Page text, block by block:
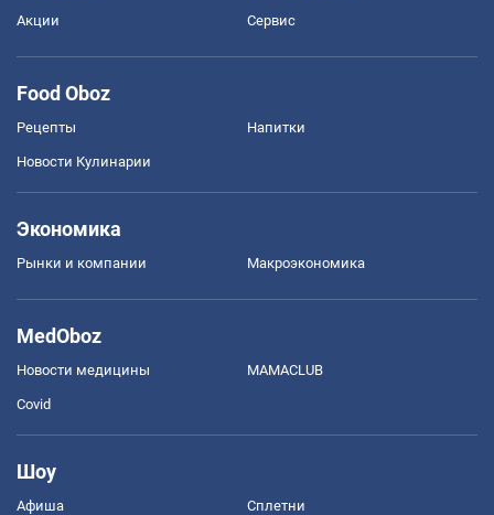
Акции Сервис
Food Oboz
Рецепты Напитки
Новости Кулинарии
Экономика
Рынки и компании Mакроэкономика
MedOboz
Новости медицины MAMACLUB
Covid
Шоу
Афиша Сплетни